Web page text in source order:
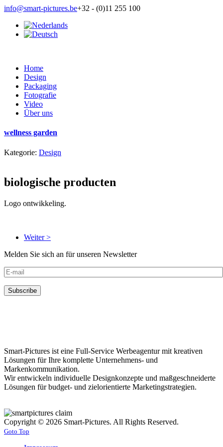
info@smart-pictures.be+32 - (0)11 255 100
Home
Design
Packaging
Fotografie
Video
Über uns
wellness garden
Kategorie: Design
biologische producten
Logo ontwikkeling.
Weiter >
Melden Sie sich an für unseren Newsletter
Smart-Pictures ist eine Full-Service Werbeagentur mit kreativen
Lösungen für Ihre komplette Unternehmens- und
Markenkommunikation.
Wir entwickeln individuelle Designkonzepte und maßgeschneiderte
Lösungen für budget- und zielorientierte Marketingstrategien.
Copyright © 2026 Smart-Pictures. All Rights Reserved.
Goto Top